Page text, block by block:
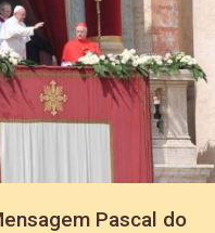
Pascal do